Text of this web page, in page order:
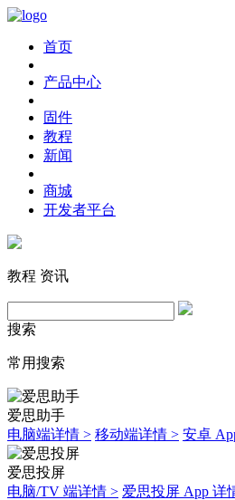
首页
产品中心
固件
教程
新闻
商城
开发者平台
教程 资讯
搜索
常用搜索
爱思助手
电脑端详情 > 移动端详情 > 安卓
爱思投屏
电脑/TV 端详情 > 爱思投屏 App 详